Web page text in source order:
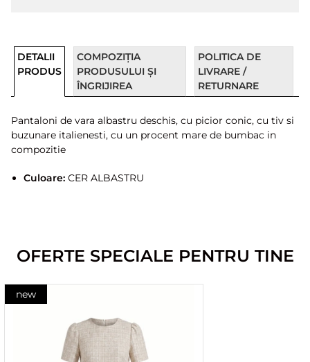
DETALII
PRODUS
COMPOZIȚIA
PRODUSULUI ȘI
ÎNGRIJIREA
POLITICA DE
LIVRARE /
RETURNARE
Pantaloni de vara albastru deschis, cu picior conic, cu tiv si
buzunare italienesti, cu un procent mare de bumbac in
compozitie
Culoare:CER ALBASTRU
OFERTE SPECIALE PENTRU TINE
new